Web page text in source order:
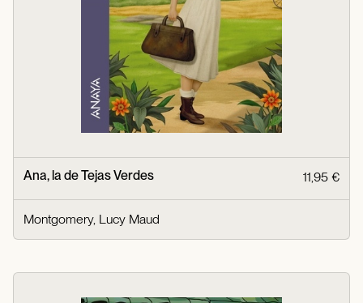
Ana, la de Tejas Verdes 11,95 €
Montgomery, Lucy Maud